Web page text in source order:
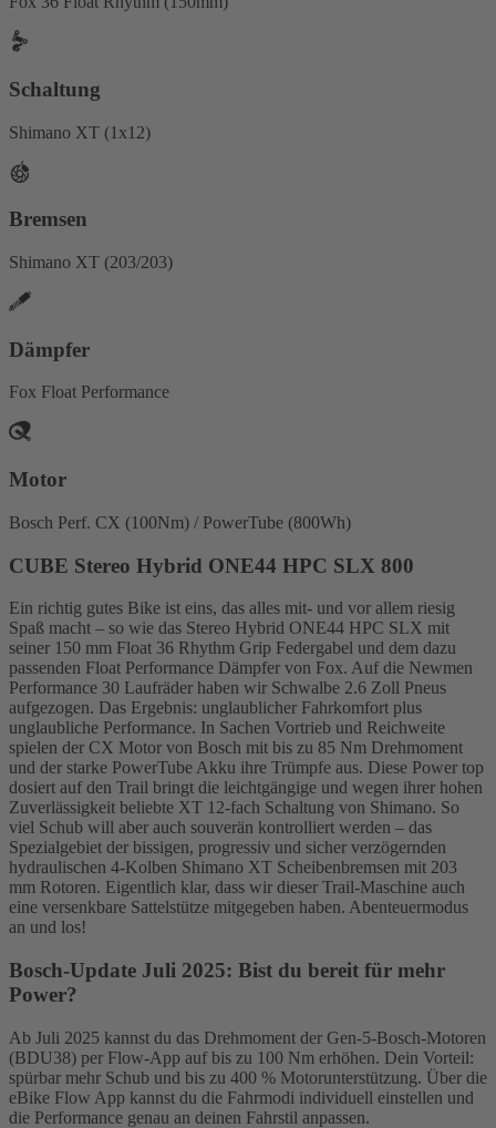
Schaltung
Shimano XT (1x12)
Bremsen
Shimano XT (203/203)
Dämpfer
Fox Float Performance
Motor
Bosch Perf. CX (100Nm) / PowerTube (800Wh)
CUBE Stereo Hybrid ONE44 HPC SLX 800
Ein richtig gutes Bike ist eins, das alles mit- und vor allem riesig
Spaß macht – so wie das Stereo Hybrid ONE44 HPC SLX mit
seiner 150 mm Float 36 Rhythm Grip Federgabel und dem dazu
passenden Float Performance Dämpfer von Fox. Auf die Newmen
Performance 30 Laufräder haben wir Schwalbe 2.6 Zoll Pneus
aufgezogen. Das Ergebnis: unglaublicher Fahrkomfort plus
unglaubliche Performance. In Sachen Vortrieb und Reichweite
spielen der CX Motor von Bosch mit bis zu 85 Nm Drehmoment
und der starke PowerTube Akku ihre Trümpfe aus. Diese Power top
dosiert auf den Trail bringt die leichtgängige und wegen ihrer hohen
Zuverlässigkeit beliebte XT 12-fach Schaltung von Shimano. So
viel Schub will aber auch souverän kontrolliert werden – das
Spezialgebiet der bissigen, progressiv und sicher verzögernden
hydraulischen 4-Kolben Shimano XT Scheibenbremsen mit 203
mm Rotoren. Eigentlich klar, dass wir dieser Trail-Maschine auch
eine versenkbare Sattelstütze mitgegeben haben. Abenteuermodus
an und los!
Bosch-Update Juli 2025: Bist du bereit für mehr
Power?
Ab Juli 2025 kannst du das Drehmoment der Gen-5-Bosch-Motoren
(BDU38) per Flow-App auf bis zu 100 Nm erhöhen. Dein Vorteil:
spürbar mehr Schub und bis zu 400 % Motorunterstützung. Über die
eBike Flow App kannst du die Fahrmodi individuell einstellen und
die Performance genau an deinen Fahrstil anpassen.